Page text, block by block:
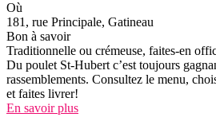
Où
181, rue Principale, Gatineau
Bon à savoir
Traditionnelle ou crémeuse, faites-en
Du poulet St-Hubert c’est toujours
rassemblements. Consultez le menu,
et faites livrer!
En savoir plus